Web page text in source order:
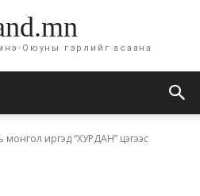
Оюуны гэрлийг асаана
монгол иргэд “ХУРДАН” цэгээс